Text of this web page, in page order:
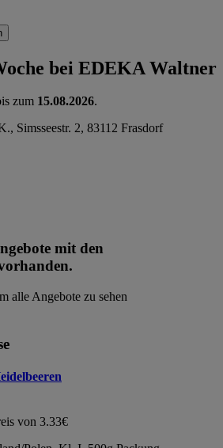
bei EDEKA Waltner
zum 15.08.2026.
Simsseestr. 2, 83112 Frasdorf
mit den
alle Angebote zu sehen
von 3.33€